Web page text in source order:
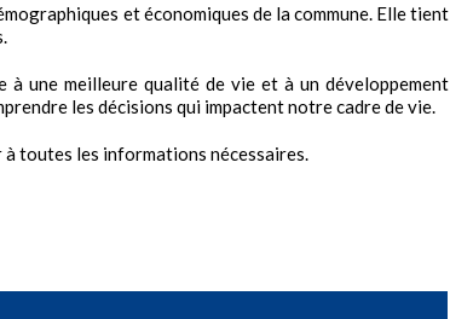
et économiques de la commune. Elle tient
une meilleure qualité de vie et à un développement
les décisions qui impactent notre cadre de vie.
à toutes les informations nécessaires.